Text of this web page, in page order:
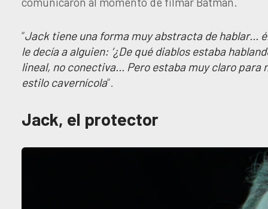
“Jack tiene una forma muy abstracta de hablar… él
le decía a alguien: ‘¿De qué diablos estaba
lineal, no conectiva… Pero estaba muy claro para
estilo cavernícola“.
Jack, el protector